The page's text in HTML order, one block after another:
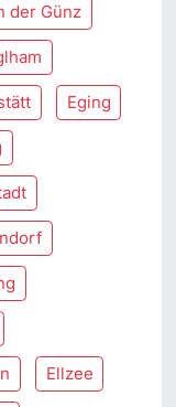
der Günz
Eging
Ellzee